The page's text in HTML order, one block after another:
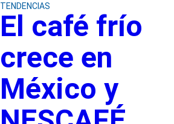
TENDENCIAS
El café frío
crece en
México y